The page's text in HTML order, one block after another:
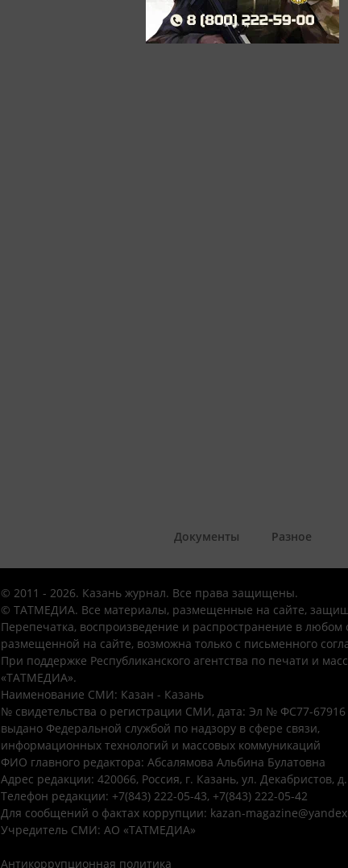
Документы Разное
© 2011 - 2026. Казань журнал. Все права защищены.
© ТАТМЕДИА. Все материалы, размещенные на сайте,
Перепечатка, воспроизведение и распространение в
размещенной на сайте, возможна только с письменного
При поддержке Республиканского агентства по печати и
«ТАТМЕДИА».
Наименование СМИ: Казан - Казань
№ свидетельства о регистрации СМИ, дата: Эл № ФС77-67916
выдано Федеральной службой по надзору в сфере связи,
информационных технологий и массовых коммуникаций
ФИО главного редактора: Абсалямова Альбина Булатовна
Адрес редакции: 420066, Россия, г. Казань, ул. Декабристов,
Телефон редакции: +7(843) 222-05-43, +7(843) 222-05-42
Для сообщений о фактах коррупции: kazan-
Учредитель СМИ: АО «ТАТМЕДИА»
Антикоррупционная политика